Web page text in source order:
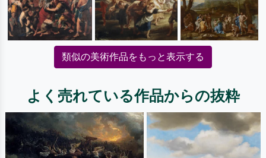
類似の美術作品をもっと表示する
よく売れている作品からの抜粋